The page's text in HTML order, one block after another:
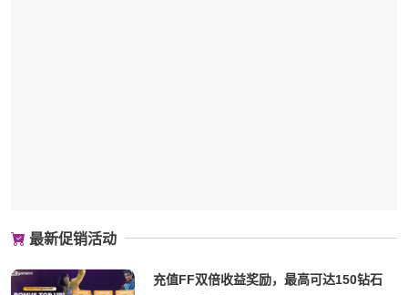
最新促销活动
充值FF双倍收益奖励，最高可达150钻石